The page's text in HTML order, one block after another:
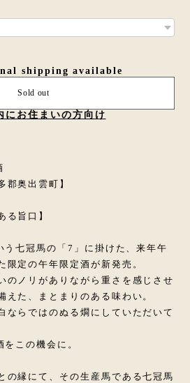
shipping available
Sold out
にお住まいの方向け
郡奥出雲町】
る旨口】
七冠馬の「7」に掛けた、来年午
限定の午年限定酒が新発売。
のノリがありながら重さを感じさせ
えた、まとまりのある味わい。
ならではのぬる燗にしていただいて
この機会に。
の縁にて、その生産馬である七冠馬